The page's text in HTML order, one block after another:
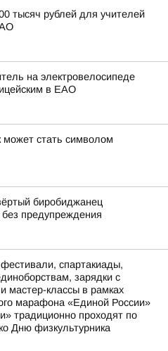
тысяч рублей для учителей
на электровелосипеде
в ЕАО
может стать символом
биробиджанец
без предупреждения
спартакиады,
зарядки с
мастер-классы в рамках
марафона «Единой России»
традиционно проходят по
Дню физкультурника